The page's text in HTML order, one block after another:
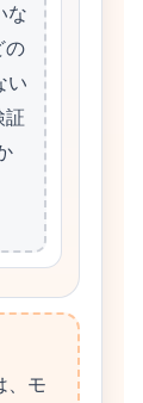
な
の
い
証
、モ